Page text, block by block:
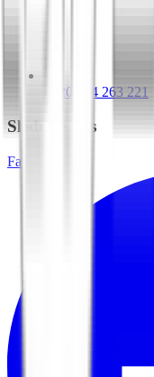
+420 604 263 221
Sledujte nás
Facebook